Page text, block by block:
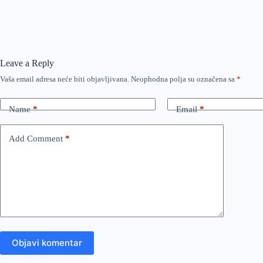
Leave a Reply
Vaša email adresa neće biti objavljivana. Neophodna polja su označena sa *
Name* Email*
Add Comment *
Objavi komentar